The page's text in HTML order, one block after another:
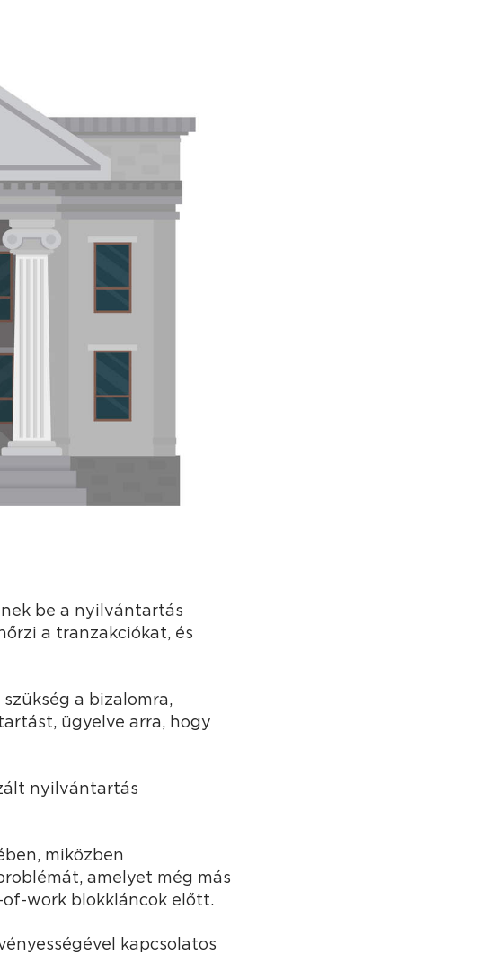
be a nyilvántartás
a tranzakciókat, és
a bizalomra,
ügyelve arra, hogy
nyilvántartás
miközben
amelyet még más
work blokkláncok előtt.
kapcsolatos